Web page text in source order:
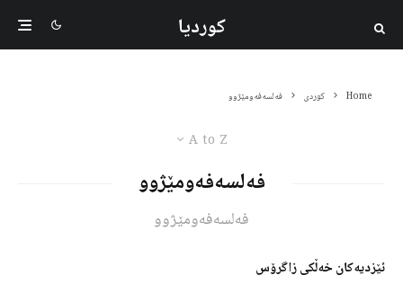
کوردیا
Home کوردی فه‌لسه‌فەومێژوو
A to Z
فه‌لسه‌فەومێژوو
فه‌لسه‌فەومێژوو
ئێزدیەکان خەڵکی زاگرۆس